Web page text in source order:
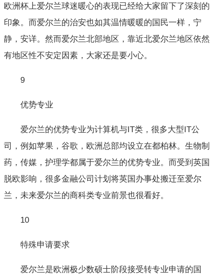
欧洲杯上爱尔兰球迷暖心的表现已经给大家留下了深刻的
印象。而爱尔兰的治安也如其温情暖暖的国民一样，宁
静，安详。然而爱尔兰北部地区，靠近北爱尔兰地区依然
有地区性不安定因素，大家还是要小心。
9
优势专业
爱尔兰的优势专业为计算机与IT类，很多大型IT公
司，例如苹果，谷歌，欧洲总部均设立在都柏林。生物制
药，传媒，护理学都属于爱尔兰的优势专业。而受到英国
脱欧影响，很多金融公司计划将英国办事处搬迁至爱尔
兰，未来爱尔兰的商科类专业前景也很看好。
10
特殊申请要求
爱尔兰是欧洲极少数硕士阶段接受转专业申请的国